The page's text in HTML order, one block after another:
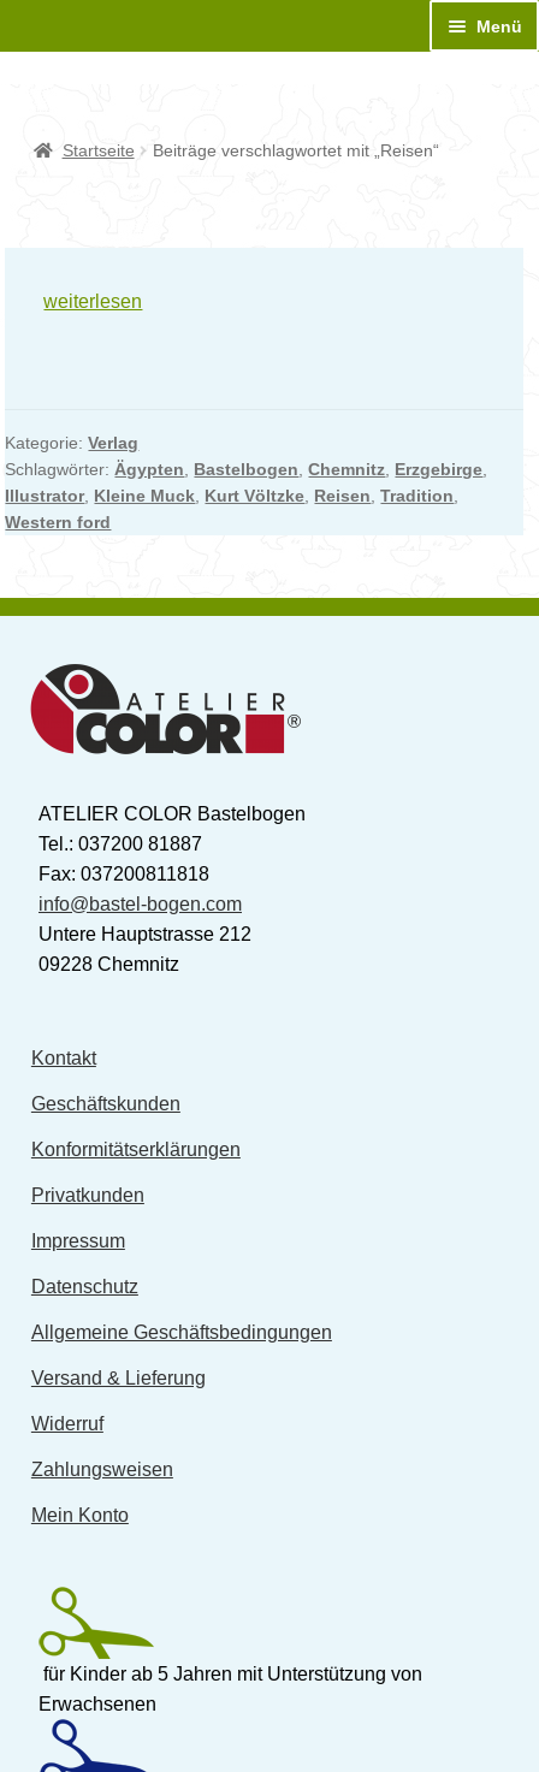
Menü
Sonderanfertigung
Kontakt
Startseite Beiträge verschlagwortet mit „Reisen“
Reisen
weiterlesen
Kategorie:Verlag
Schlagwörter:Ägypten, Bastelbogen,Chemnitz, Erzgebirge,
Illustrator, Kleine Muck, Kurt Völtzke, Reisen,Tradition,
Western ford
ATELIER COLOR Bastelbogen
Tel.: 037200 81887
Fax: 037200811818
info@bastel-bogen.com
Untere Hauptstrasse 212
09228 Chemnitz
Kontakt
Geschäftskunden
Konformitätserklärungen
Privatkunden
Impressum
Datenschutz
Allgemeine Geschäftsbedingungen
Versand & Lieferung
Widerruf
Zahlungsweisen
Mein Konto
für Kinder ab 5 Jahren mit Unterstützung von
Erwachsenen